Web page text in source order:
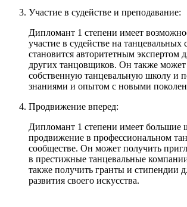
Участие в судействе и преподавание:
Дипломант 1 степени имеет
участие в судействе на танцевальных
становится авторитетным экспертом
других танцовщиков. Он также
собственную танцевальную школу и
знаниями и опытом с новыми
Продвижение вперед:
Дипломант 1 степени имеет большие
продвижение в профессиональном
сообществе. Он может получить
в престижные танцевальные
также получить гранты и стипендии
развития своего искусства.